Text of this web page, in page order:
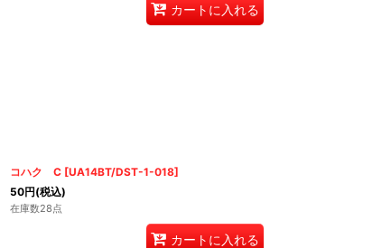
カートに入れる
コハク C [UA14BT/DST-1-018]
50円(税込)
在庫数28点
カートに入れる